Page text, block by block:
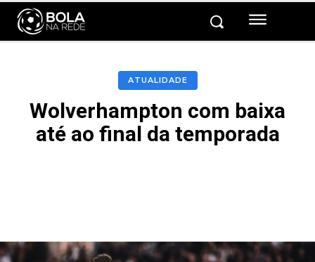
ATUALIDADE
Wolverhampton com baixa
até ao final da temporada